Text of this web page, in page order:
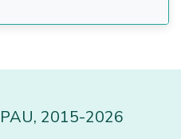
, 2015-2026